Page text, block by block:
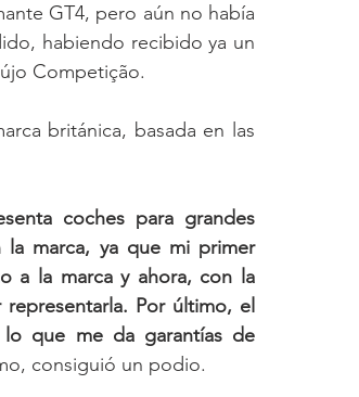
GT4, pero aún no había
habiendo recibido ya un
Competição.
británica, basada en las
coches para grandes
la marca, ya que mi primer
a la marca y ahora, con la
Por último, el
lo que me da garantías de
consiguió un podio.